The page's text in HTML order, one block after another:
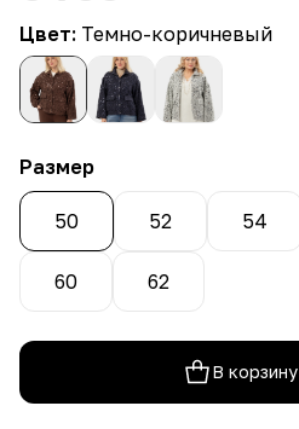
Цвет: Темно-коричневый
Размер
50 52 54
60 62
В корзину